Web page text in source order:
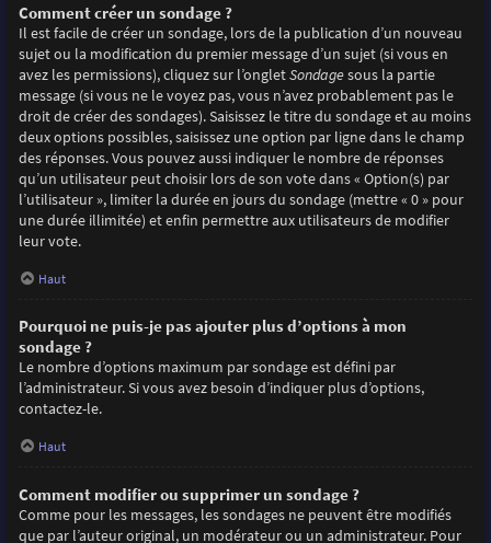
Comment créer un sondage ?
Il est facile de créer un sondage, lors de la publication d’un nouveau
sujet ou la modification du premier message d’un sujet (si vous en
avez les permissions), cliquez sur l’ongletSondagesous la partie
message (si vous ne le voyez pas, vous n’avez probablement pas le
droit de créer des sondages). Saisissez le titre du sondage et au moins
deux options possibles, saisissez une option par ligne dans le champ
des réponses. Vous pouvez aussi indiquer le nombre de réponses
qu’un utilisateur peut choisir lors de son vote dans « Option(s) par
l’utilisateur », limiter la durée en jours du sondage (mettre « 0 » pour
une durée illimitée) et enfin permettre aux utilisateurs de modifier
leur vote.
Haut
Pourquoi ne puis-je pas ajouter plus d’options à mon
sondage ?
Le nombre d’options maximum par sondage est défini par
l’administrateur. Si vous avez besoin d’indiquer plus d’options,
contactez-le.
Haut
Comment modifier ou supprimer un sondage ?
Comme pour les messages, les sondages ne peuvent être modifiés
que par l’auteur original, un modérateur ou un administrateur. Pour